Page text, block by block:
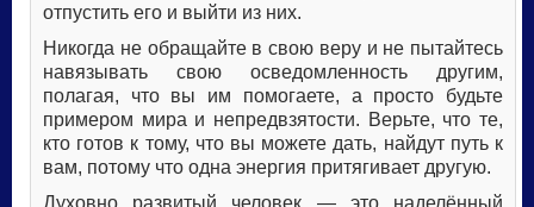
отпустить его и выйти из них.
Никогда не обращайте в свою веру и не пытайтесь
навязывать свою осведомленность другим,
полагая, что вы им помогаете, а просто будьте
примером мира и непредвзятости. Верьте, что те,
кто готов к тому, что вы можете дать, найдут путь к
вам, потому что одна энергия притягивает другую.
Духовно развитый человек — это наделённый